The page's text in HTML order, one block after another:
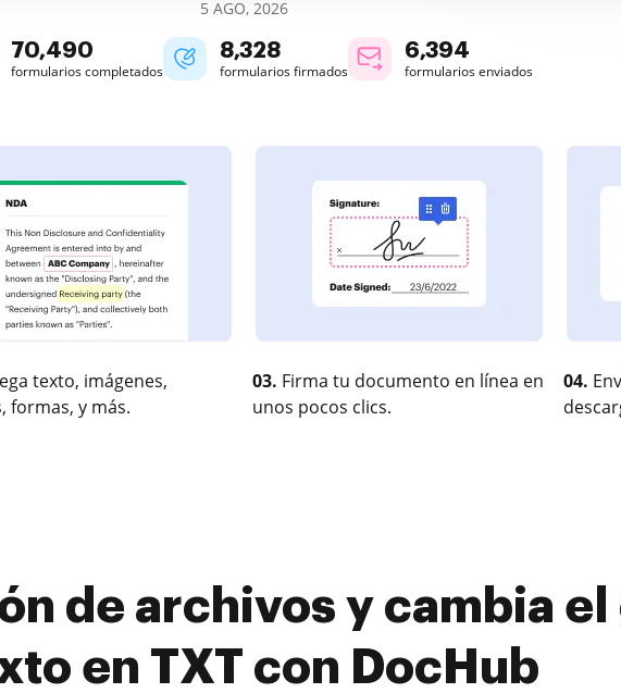
5 AGO, 2026
70,492
formularios completados
8,328
formularios firmados
6,394
formularios enviados
texto, imágenes,
formas, y más.
03. Firma tu documento en línea en
unos pocos clics.
04.
de archivos y cambia
en TXT con DocHub